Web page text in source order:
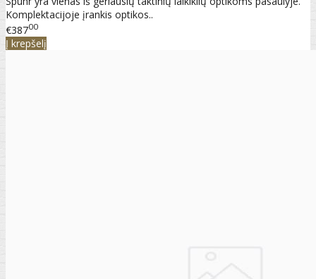
Komplektacijoje įrankis optikos..
€38700
Į krepšelį